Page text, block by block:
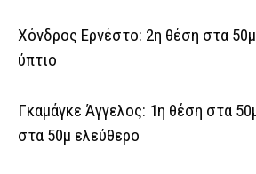
Χόνδρος Ερνέστο: 2η θέση στα
ύπτιο
Γκαμάγκε Άγγελος: 1η θέση στα
στα 50μ ελεύθερο